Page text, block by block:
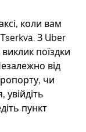
коли вам
З Uber
поїздки
від
чи
увійдіть
пункт